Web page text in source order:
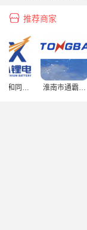
什么是学校特
2024年淮南中
淮南市智慧教育
推荐商家
和同心
淮南市通霸蓄